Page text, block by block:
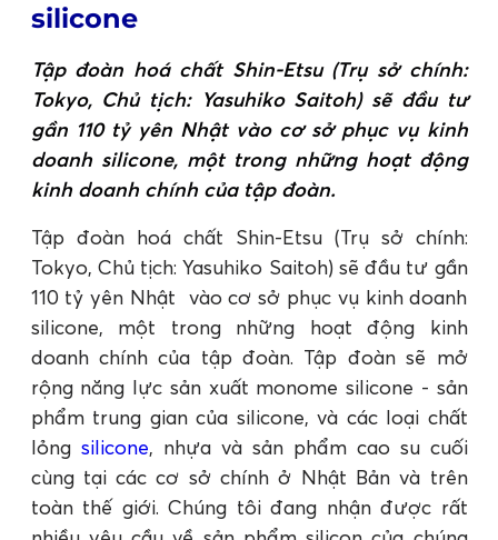
silicone
Tập đoàn hoá chất Shin-Etsu (Trụ sở chính:
Tokyo, Chủ tịch: Yasuhiko Saitoh) sẽ đầu tư
gần 110 tỷ yên Nhật vào cơ sở phục vụ kinh
doanh silicone, một trong những hoạt động
kinh doanh chính của tập đoàn.
Tập đoàn hoá chất Shin-Etsu (Trụ sở chính:
Tokyo, Chủ tịch: Yasuhiko Saitoh) sẽ đầu tư gần
110 tỷ yên Nhật vào cơ sở phục vụ kinh doanh
silicone, một trong những hoạt động kinh
doanh chính của tập đoàn. Tập đoàn sẽ mở
rộng năng lực sản xuất monome silicone - sản
phẩm trung gian của silicone, và các loại chất
lỏng silicone, nhựa và sản phẩm cao su cuối
cùng tại các cơ sở chính ở Nhật Bản và trên
toàn thế giới. Chúng tôi đang nhận được rất